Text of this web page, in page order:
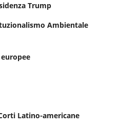
Trump
Ambientale
Latino-americane